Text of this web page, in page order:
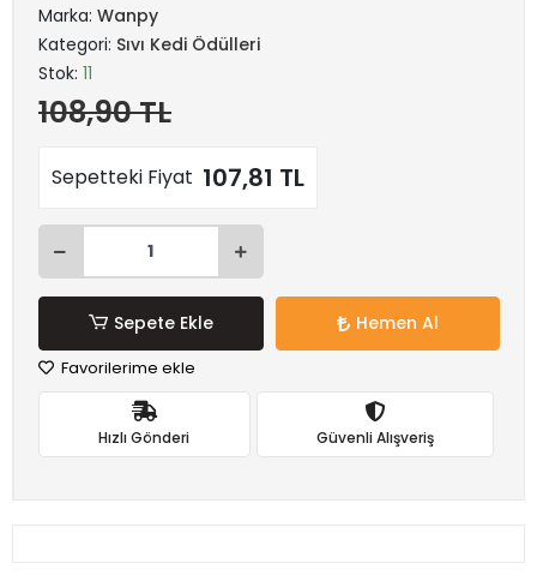
Marka: Wanpy
Kategori: Sıvı Kedi Ödülleri
Stok: 11
108,90 TL
Sepetteki Fiyat 107,81 TL
Sepete Ekle Hemen Al
Favorilerime ekle
Hızlı Gönderi Güvenli Alışveriş